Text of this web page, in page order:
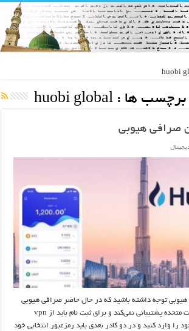
huobi
برچسب ها : huobi global
صرافی هیوبی
هیوبی توجه داشته باشید که در حال حاضر صرافی هیوبی
از ip کشور ایران و ایالات متحده پشتیبانی نمی‌کند و برای ثبت نام باید از vpn
را وارد کنید و در دو کادر بعدی باید رمزعبور انتخابی خود